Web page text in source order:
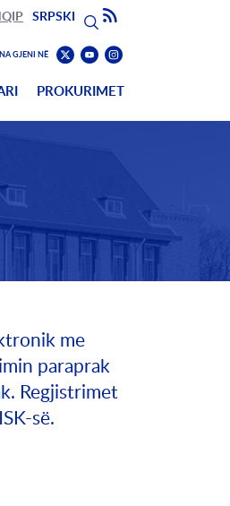
SRPSKI
Kërko
Search
NA GJENI NË
us
Find
on on
PROKURIMET
me
paraprak
Regjistrimet
së.